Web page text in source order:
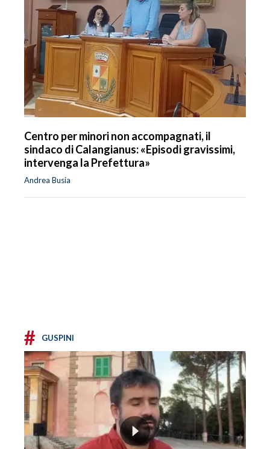
Centro per minori non accompagnati, il
sindaco di Calangianus: «Episodi gravissimi,
intervenga la Prefettura»
Andrea Busia
# GUSPINI